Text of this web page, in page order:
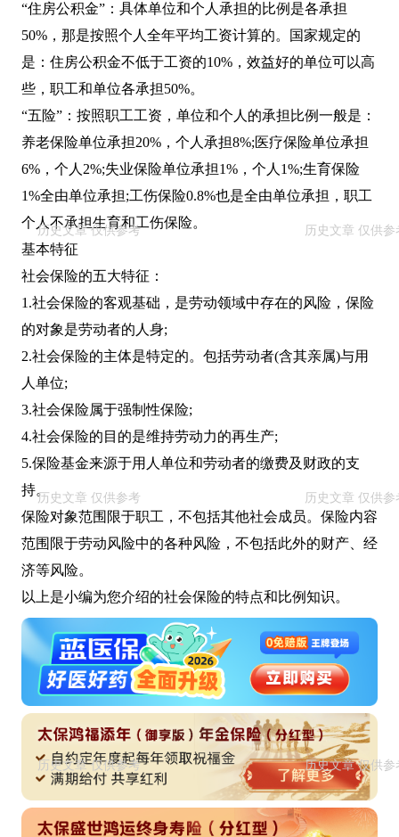
“住房公积金”：具体单位和个人承担的比例是各承担
50%，那是按照个人全年平均工资计算的。国家规定的
是：住房公积金不低于工资的10%，效益好的单位可以高
些，职工和单位各承担50%。
“五险”：按照职工工资，单位和个人的承担比例一般是：
养老保险单位承担20%，个人承担8%;医疗保险单位承担
6%，个人2%;失业保险单位承担1%，个人1%;生育保险
1%全由单位承担;工伤保险0.8%也是全由单位承担，职工
个人不承担生育和工伤保险。
基本特征
社会保险的五大特征：
1.社会保险的客观基础，是劳动领域中存在的风险，保险
的对象是劳动者的人身;
2.社会保险的主体是特定的。包括劳动者(含其亲属)与用
人单位;
3.社会保险属于强制性保险;
4.社会保险的目的是维持劳动力的再生产;
5.保险基金来源于用人单位和劳动者的缴费及财政的支
持。
保险对象范围限于职工，不包括其他社会成员。保险内容
范围限于劳动风险中的各种风险，不包括此外的财产、经
济等风险。
以上是小编为您介绍的社会保险的特点和比例知识。